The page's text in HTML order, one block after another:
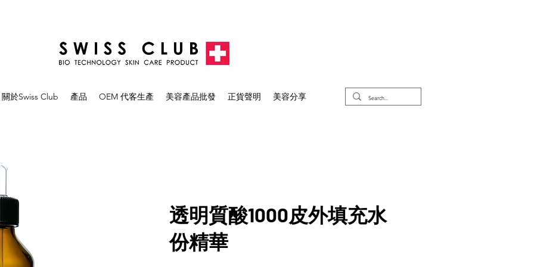
關於Swiss Club 產品 OEM 代客生產 美容產品批發 正貨聲明 美容分享
透明質酸1000皮外填充水
份精華